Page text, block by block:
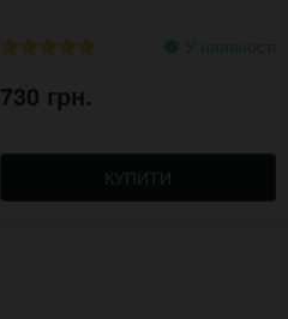
У наявності
730 грн.
КУПИТИ